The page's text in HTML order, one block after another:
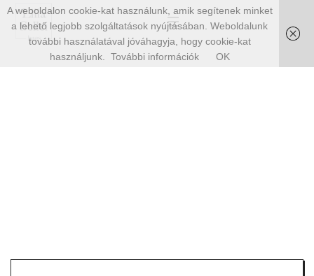
A weboldalon cookie-kat használunk, amik segítenek minket
a lehető legjobb szolgáltatások nyújtásában. Weboldalunk
további használatával jóváhagyja, hogy cookie-kat
használjunk.
További információk OK